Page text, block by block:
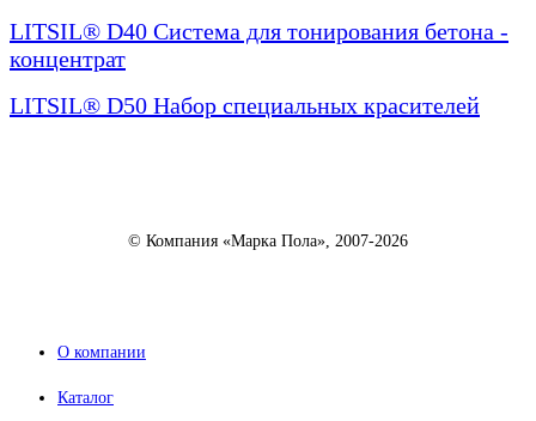
LITSIL® D40 Система для тонирования бетона -
концентрат
LITSIL® D50 Набор специальных красителей
© Компания «Марка Пола», 2007-2026
О компании
Каталог